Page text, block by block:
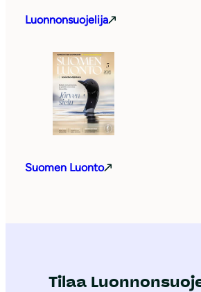
Luonnonsuojelija
Suomen Luonto
Tilaa